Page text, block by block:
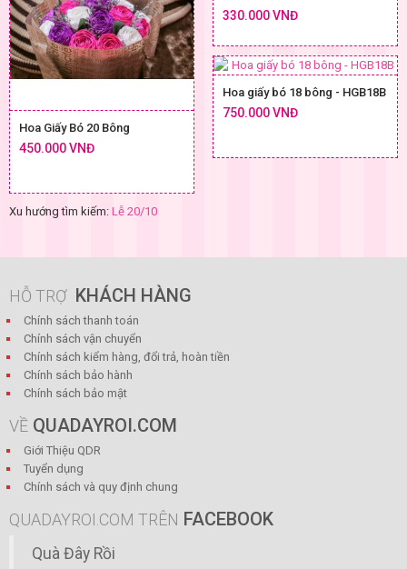
Hoa Giấy Bó 20 Bông
450.000 VNĐ
330.000 VNĐ
Hoa giấy bó 18 bông - HGB18B
750.000 VNĐ
Xu hướng tìm kiếm: Lễ 20/10
HỖ TRỢ KHÁCH HÀNG
Chính sách thanh toán
Chính sách vận chuyển
Chính sách kiểm hàng, đổi trả, hoàn tiền
Chính sách bảo hành
Chính sách bảo mật
VỀ QUADAYROI.COM
Giới Thiệu QDR
Tuyển dụng
Chính sách và quy định chung
QUADAYROI.COM TRÊN FACEBOOK
Quà Đây Rồi